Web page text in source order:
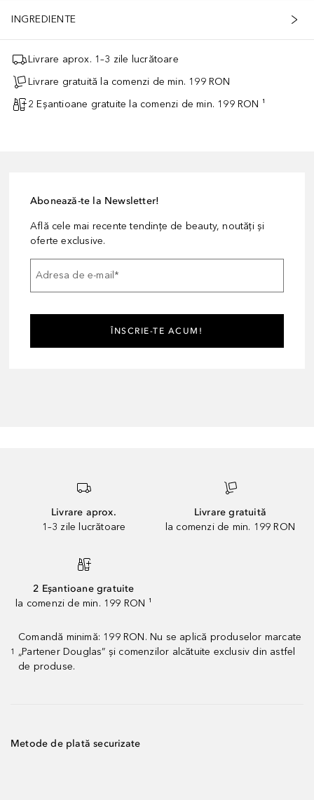
INGREDIENTE
Livrare aprox. 1–3 zile lucrătoare
Livrare gratuită la comenzi de min. 199 RON
2 Eșantioane gratuite la comenzi de min. 199 RON ¹
Abonează-te la Newsletter!
Află cele mai recente tendințe de beauty, noutăți și
oferte exclusive.
Adresa de e-mail*
ÎNSCRIE-TE ACUM!
Livrare aprox.
1–3 zile lucrătoare
Livrare gratuită
la comenzi de min. 199 RON
2 Eșantioane gratuite
la comenzi de min. 199 RON ¹
1
Comandă minimă: 199 RON. Nu se aplică produselor marcate
„Partener Douglas” și comenzilor alcătuite exclusiv din astfel
de produse.
Metode de plată securizate